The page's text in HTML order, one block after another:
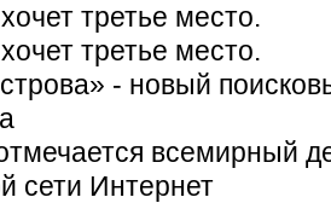
третье место.
третье место.
- новый
всемирный
сети Интернет